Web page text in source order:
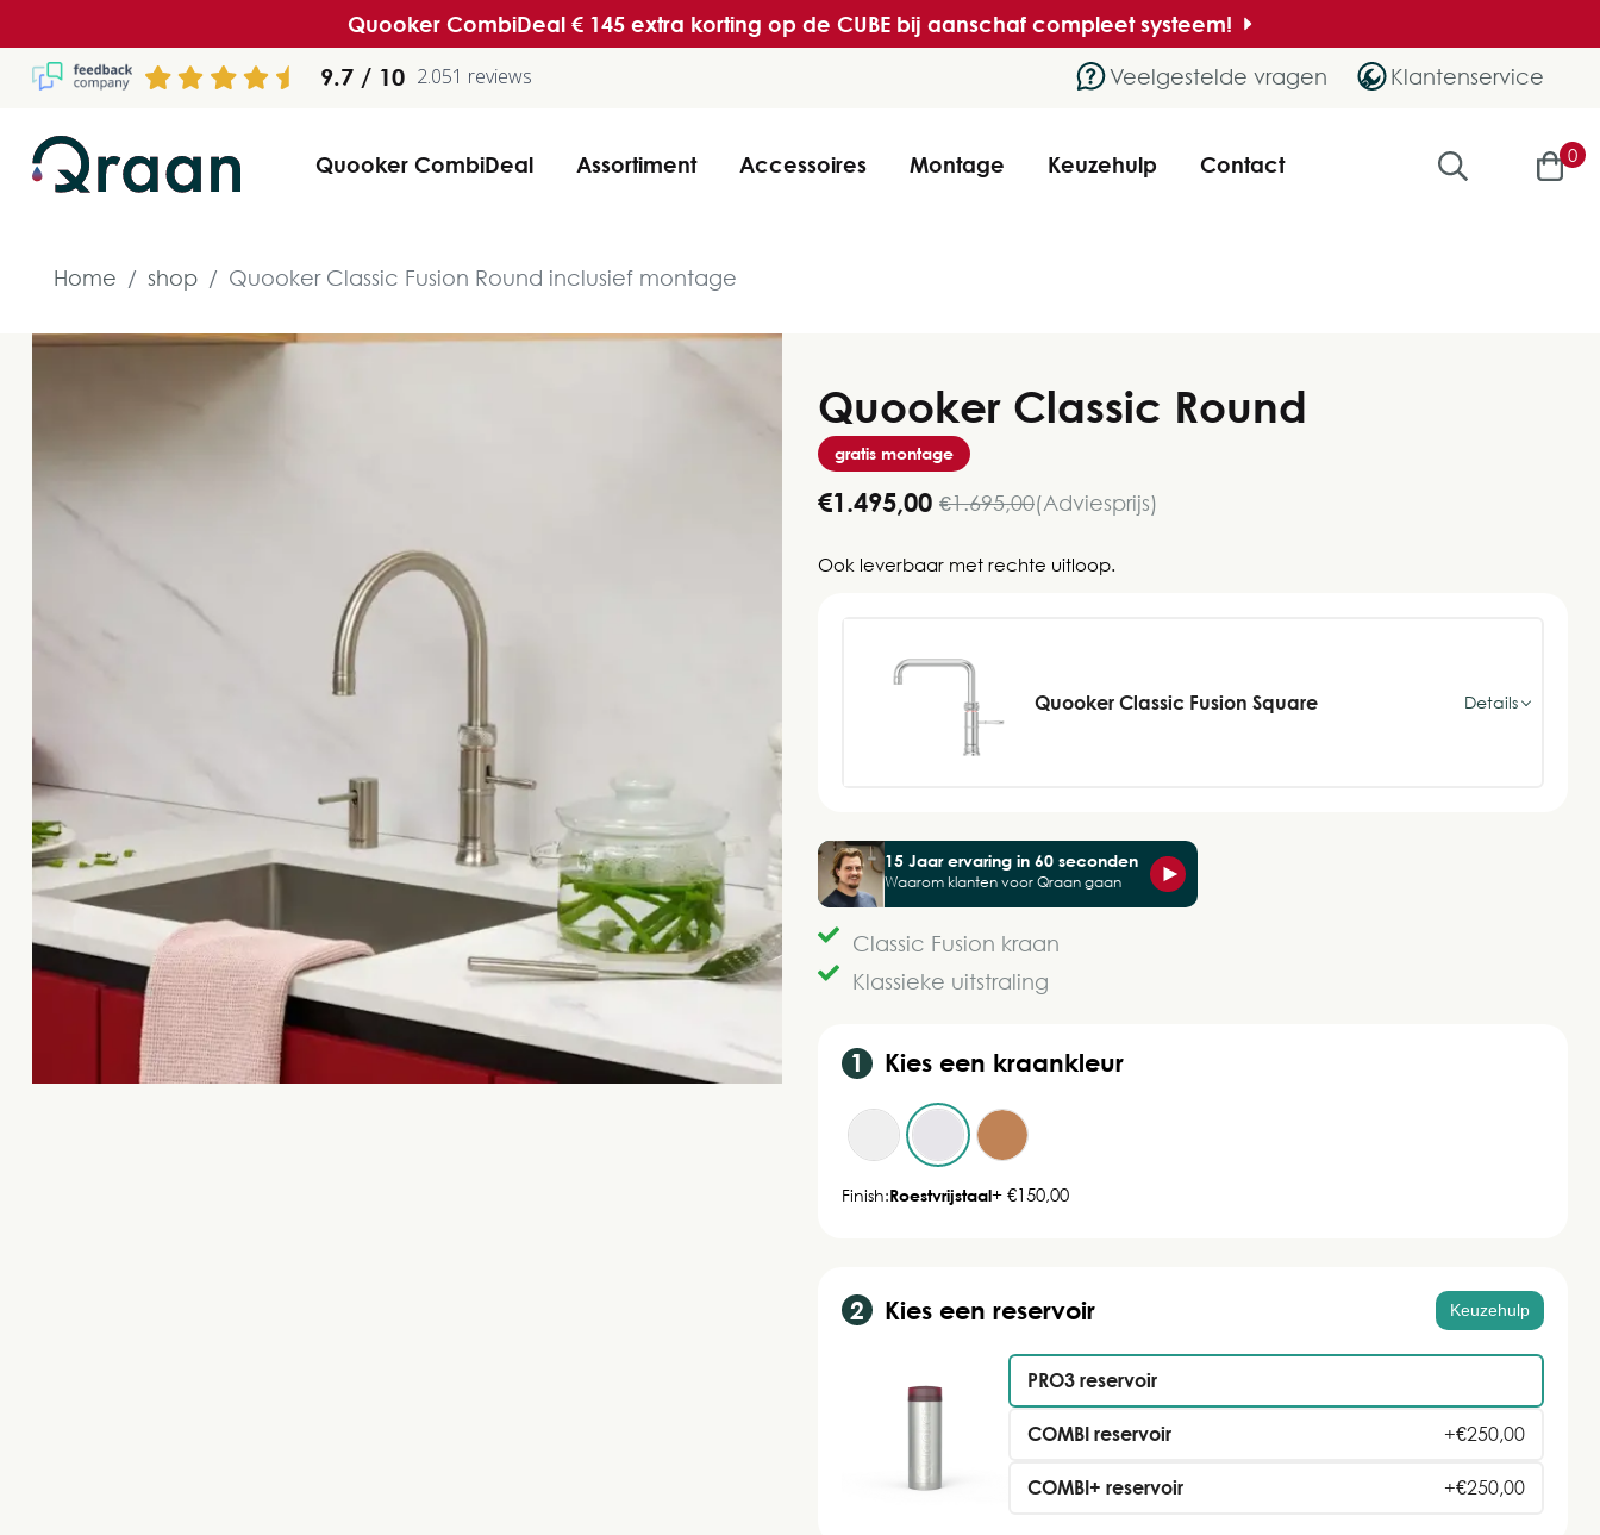
Quooker CombiDeal € 145 extra korting op de CUBE bij aanschaf compleet systeem!
9.7 2.051 reviews Veelgestelde vragen Klantenservice
Quooker CombiDeal Assortiment Accessoires Montage Keuzehulp Contact 0
Home shop Quooker Classic Fusion Round inclusief montage
Quooker Classic Round
gratis montage
€1.495,00 €1.695,00(Adviesprijs)
Ook leverbaar met rechte uitloop.
Quooker Classic Fusion Square Details
15 Jaar ervaring in 60 seconden
Waarom klanten voor Qraan gaan
Classic Fusion kraan
Klassieke uitstraling
Kies een kraankleur
Finish:Roestvrijstaal+ €150,00
Kies een reservoir Keuzehulp
PRO3 reservoir
COMBI reservoir +€250,00
COMBI+ reservoir +€250,00